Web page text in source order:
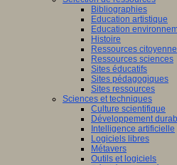
Bibliographies
Education artistique
Education
Histoire
Ressources
Ressources sciences
Sites éducatifs
Sites pédagogiques
Sites ressources
Sciences et techniques
Culture scientifique
Développement
Intelligence artificielle
Logiciels libres
Métavers
Outils et logiciels